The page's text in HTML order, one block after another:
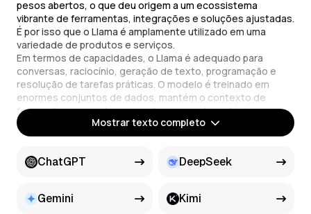
pesos abertos, o que deu origem a um ecossistema
vibrante de ferramentas, integrações e soluções ajustadas.
É por isso que o Llama é amplamente utilizado em uma
variedade de produtos e serviços.
Em termos de capacidades, o Llama é adequado para
conversas, raciocínio, geração de texto, programação e
resolução de tarefas práticas. O modelo é treinado em
enormes conjuntos de dados, mantém o contexto de
forma eficaz e produz respostas coerentes e lógicas.
Llama — IA Multilíngue
melhor desempenho em inglês. O Llama lida com múltiplos
idiomas com facilidade, compreendendo corretamente
A interface de chat do Llama permite:
Mostrar texto completo
ChatGPT DeepSeek
Gemini Kimi